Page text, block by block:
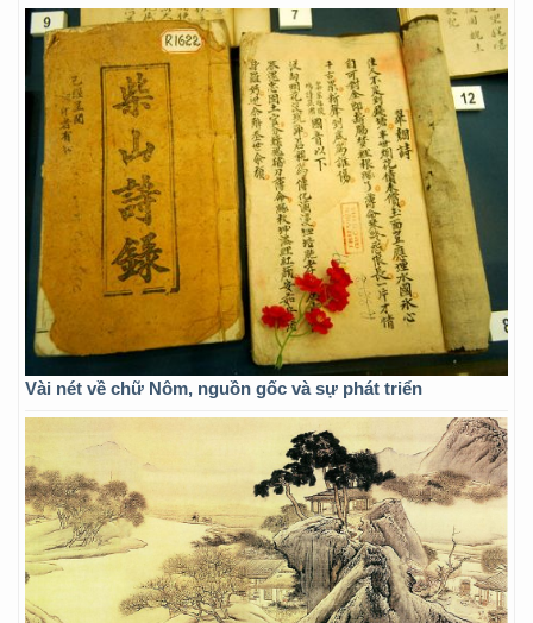
Vài nét về chữ Nôm, nguồn gốc và sự phát triển